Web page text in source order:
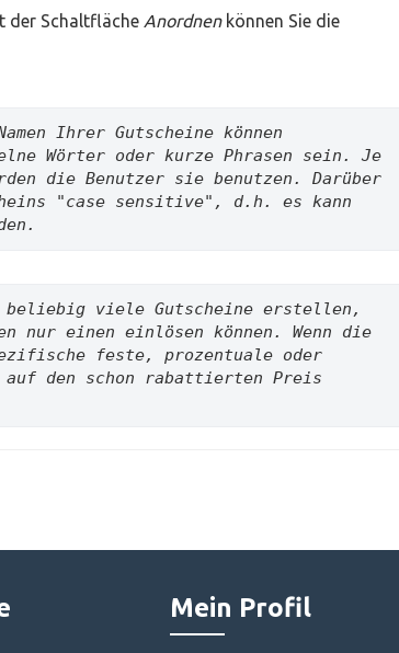
der Schaltfläche Anordnenkönnen Sie die
Ihrer Gutscheine können
Wörter oder kurze Phrasen sein. Je
die Benutzer sie benutzen. Darüber
"case sensitive", d.h. es kann
beliebig viele Gutscheine erstellen,
nur einen einlösen können. Wenn die
feste, prozentuale oder
auf den schon rabattierten Preis
Mein Profil